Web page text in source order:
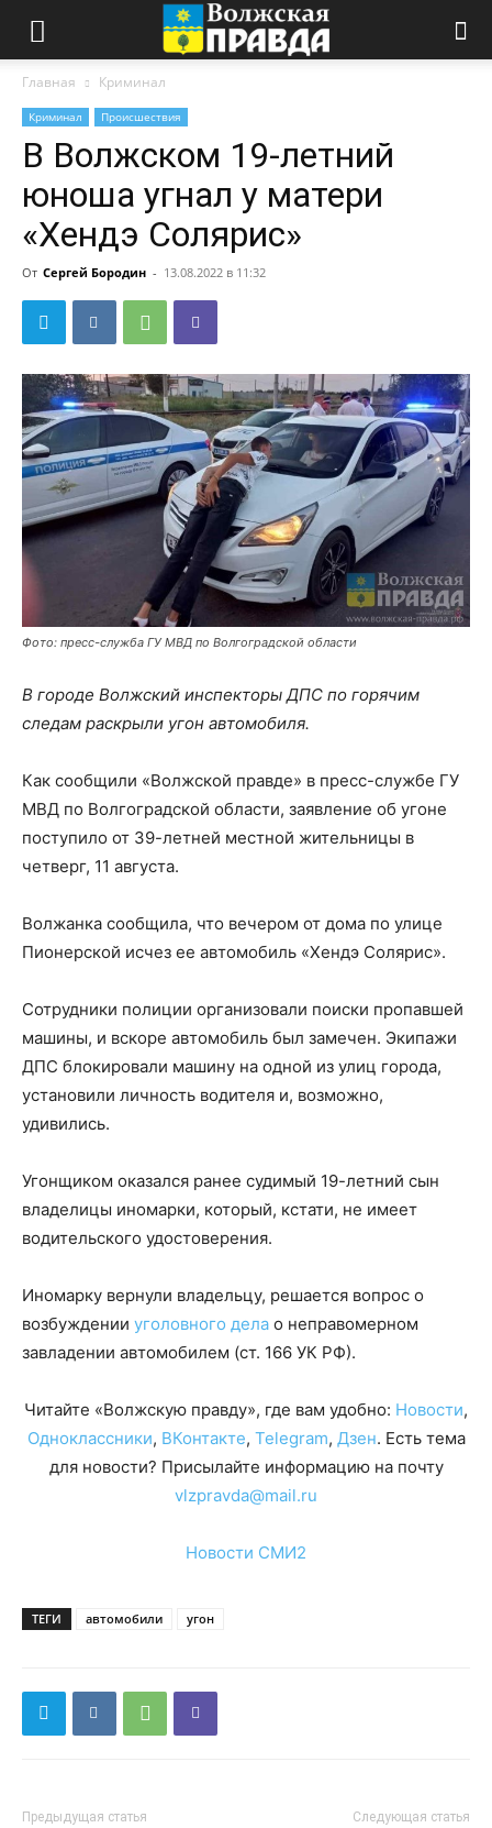
Главная Криминал
Криминал Происшествия
В Волжском 19-летний
юноша угнал у матери
«Хендэ Солярис»
От Сергей Бородин - 13.08.2022 в 11:32
Фото: пресс-служба ГУ МВД по Волгоградской области
В городе Волжский инспекторы ДПС по горячим
следам раскрыли угон автомобиля.
Как сообщили «Волжской правде» в пресс-службе ГУ
МВД по Волгоградской области, заявление об угоне
поступило от 39-летней местной жительницы в
четверг, 11 августа.
Волжанка сообщила, что вечером от дома по улице
Пионерской исчез ее автомобиль «Хендэ Солярис».
Сотрудники полиции организовали поиски пропавшей
машины, и вскоре автомобиль был замечен. Экипажи
ДПС блокировали машину на одной из улиц города,
установили личность водителя и, возможно,
удивились.
Угонщиком оказался ранее судимый 19-летний сын
владелицы иномарки, который, кстати, не имеет
водительского удостоверения.
Иномарку вернули владельцу, решается вопрос о
возбуждении уголовного дела о неправомерном
завладении автомобилем (ст. 166 УК РФ).
Читайте «Волжскую правду», где вам удобно: Новости,
Одноклассники, ВКонтакте, Telegram, Дзен. Есть тема
для новости? Присылайте информацию на почту
vlzpravda@mail.ru
Новости СМИ2
ТЕГИ автомобили угон
Предыдущая статья Следующая статья